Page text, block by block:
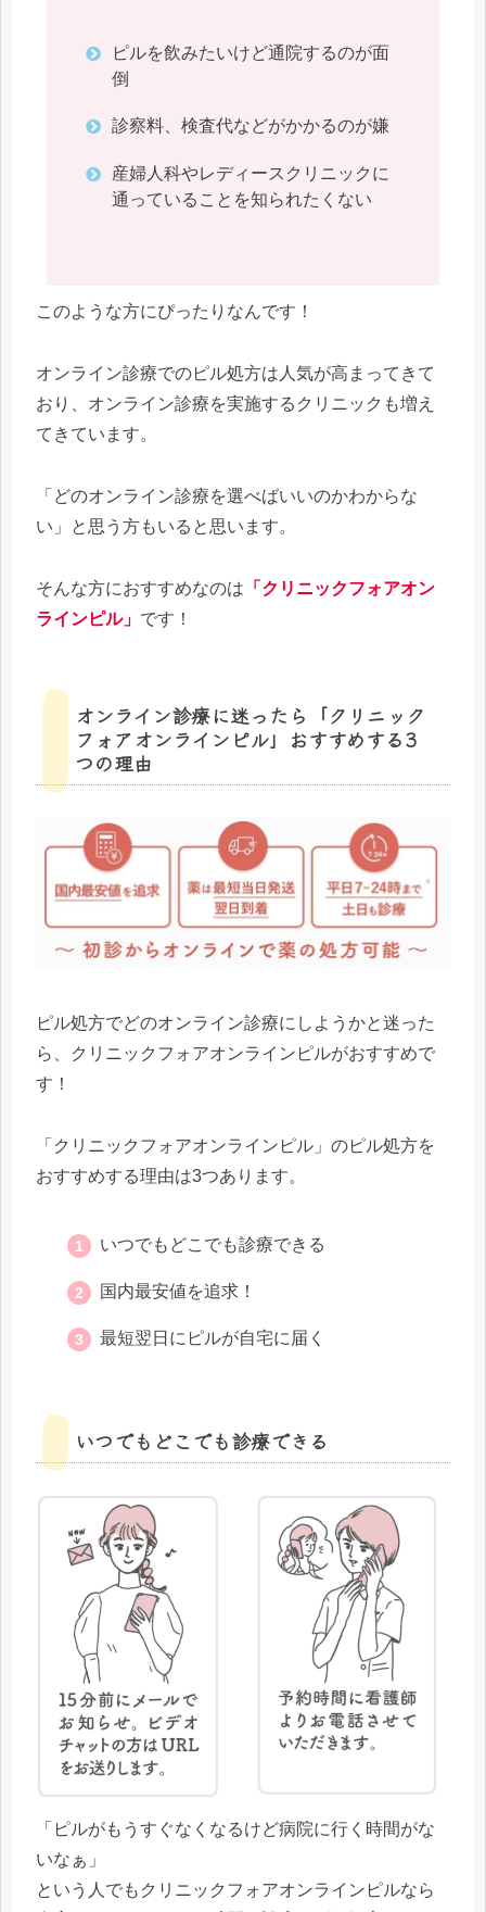
ピルを飲みたいけど通院するのが面
倒
診察料、検査代などがかかるのが嫌
産婦人科やレディースクリニックに
通っていることを知られたくない
このような方にぴったりなんです！
オンライン診療でのピル処方は人気が高まってきて
おり、オンライン診療を実施するクリニックも増え
てきています。
「どのオンライン診療を選べばいいのかわからな
い」と思う方もいると思います。
そんな方におすすめなのは 「クリニックフォアオン
ラインピル」 です！
オンライン診療に迷ったら「クリニック
フォアオンラインピル」おすすめする3
つの理由
ピル処方でどのオンライン診療にしようかと迷った
ら、クリニックフォアオンラインピルがおすすめで
す！
「クリニックフォアオンラインピル」のピル処方を
おすすめする理由は3つあります。
いつでもどこでも診療できる
国内最安値を追求！
最短翌日にピルが自宅に届く
いつでもどこでも診療できる
「ピルがもうすぐなくなるけど病院に行く時間がな
いなぁ」
という人でもクリニックフォアオンラインピルなら